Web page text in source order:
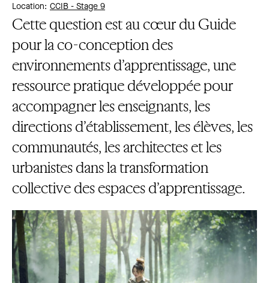
Location: CCIB - Stage 9
Cette question est au cœur du Guide
pour la co-conception des
environnements d’apprentissage, une
ressource pratique développée pour
accompagner les enseignants, les
directions d’établissement, les élèves, les
communautés, les architectes et les
urbanistes dans la transformation
collective des espaces d’apprentissage.